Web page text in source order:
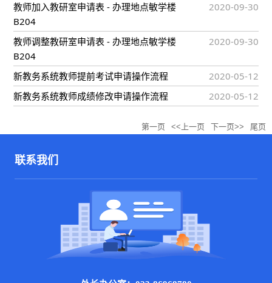
教师加入教研室申请表 - 办理地点敏学楼
B204
2020-09-30
教师调整教研室申请表 - 办理地点敏学楼
B204
2020-09-30
新教务系统教师提前考试申请操作流程
2020-05-12
新教务系统教师成绩修改申请操作流程
2020-05-12
第一页 <<上一页 下一页>> 尾页
联系我们